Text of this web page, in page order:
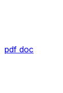
pdf doc